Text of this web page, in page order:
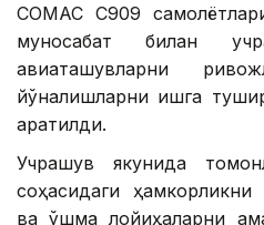
COMAC C909
муносабат билан
авиаташувларни
йўналишларни ишга
қаратилди.
Учрашув якунида
соҳасидаги
ва қўшма лойиҳаларни